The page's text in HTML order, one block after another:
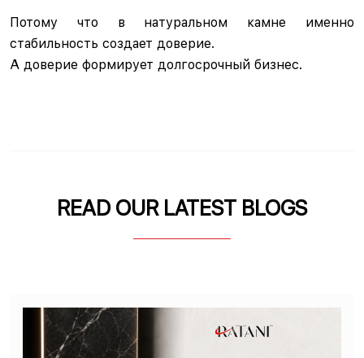
Потому что в натуральном камне именно
стабильность создает доверие.
А доверие формирует долгосрочный бизнес.
READ OUR LATEST BLOGS